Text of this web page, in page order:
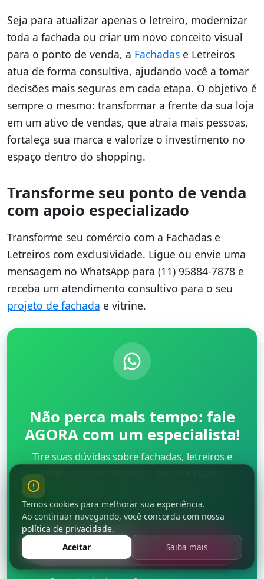
Fale Conosco
Seja para atualizar apenas o letreiro, modernizar
toda a fachada ou criar um novo conceito visual
para o ponto de venda, a Fachadas e Letreiros
atua de forma consultiva, ajudando você a tomar
decisões mais seguras em cada etapa. O objetivo é
sempre o mesmo: transformar a frente da sua loja
em um ativo de vendas, que atraia mais pessoas,
fortaleça sua marca e valorize o investimento no
espaço dentro do shopping.
Transforme seu ponto de venda
com apoio especializado
Transforme seu comércio com a Fachadas e
Letreiros com exclusividade. Ligue ou envie uma
mensagem no WhatsApp para (11) 95884-7878 e
receba um atendimento consultivo para o seu
projeto de fachada e vitrine.
Não perca mais tempo: fale
AGORA com um especialista!
Tire suas dúvidas sobre fachadas, letreiros e
luminosos em minutos e descubra como
podemos ajudar você ainda hoje. Atendimento
rápido e direto pelo WhatsApp.
QUERO FALAR NO WHATSAPP
Temos cookies para melhorar sua experiência.
Ao continuar navegando, você concorda com nossa
política de privacidade.
Aceitar
Saiba mais